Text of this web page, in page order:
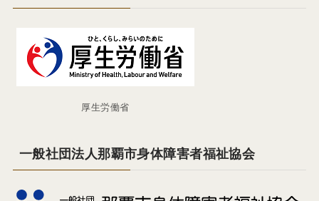
厚生労働省
一般社団法人那覇市身体障害者福祉協会